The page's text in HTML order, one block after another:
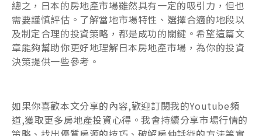
總之，日本的房地產市場雖然具有一定的吸引力，但也
需要謹慎評估。了解當地市場特性、選擇合適的地段以
及制定合理的投資策略，都是成功的關鍵。希望這篇文
章能夠幫助你更好地理解日本房地產市場，為你的投資
決策提供一些參考。
如果你喜歡本文分享的內容,歡迎訂閱我的Youtube頻
道,獲取更多房地產投資心得。我會持續分享市場行情的